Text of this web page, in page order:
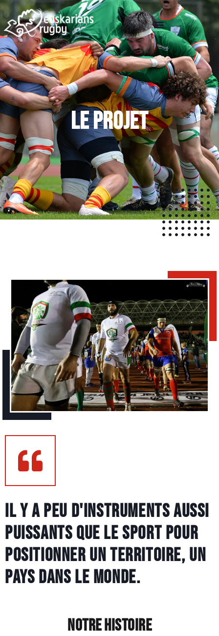
Le projet
Il y a peu d'instruments aussi
puissants que le sport pour
positionner un territoire, un
pays dans le monde.
Notre histoire